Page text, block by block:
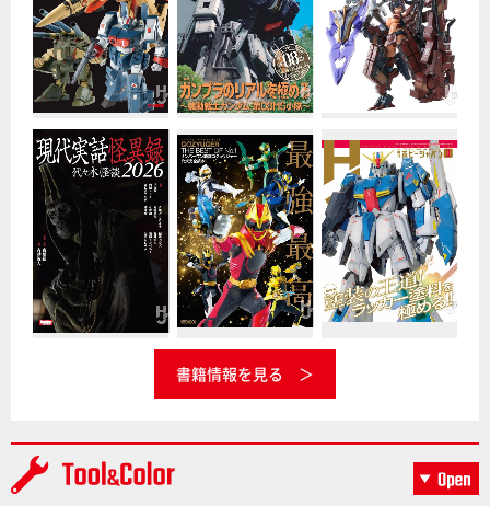
書籍情報を見る